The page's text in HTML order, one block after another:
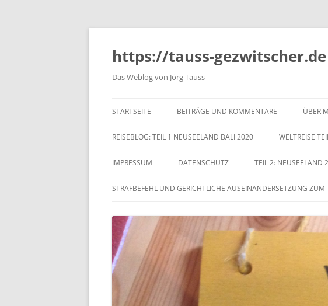
https://tauss-gezwitscher.de
Das Weblog von Jörg Tauss
STARTSEITE BEITRÄGE UND KOMMENTARE ÜBER
REISEBLOG: TEIL 1 NEUSEELAND BALI 2020 WELTREISE
IMPRESSUM DATENSCHUTZ TEIL 2: NEUSEELAND
STRAFBEFEHL UND GERICHTLICHE AUSEINANDERSETZUNG ZUM